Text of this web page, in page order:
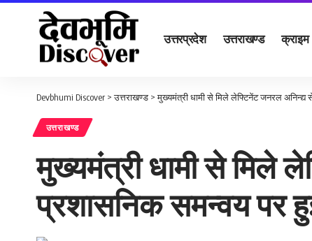
उत्तरप्रदेश उत्तराखण्ड क्राइम
Devbhumi Discover >उत्तराखण्ड >मुख्यमंत्री धामी से मिले लेफ्टिनेंट जनरल अनिन्द्य
उत्तराखण्ड
मुख्यमंत्री धामी से मिले
प्रशासनिक समन्वय पर